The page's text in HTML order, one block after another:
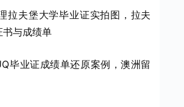
拉夫堡大学毕业证实拍图，拉夫
与成绩单
毕业证成绩单还原案例，澳洲留